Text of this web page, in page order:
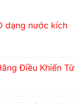
dạng nước kích
Điều Khiển Từ